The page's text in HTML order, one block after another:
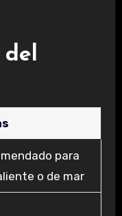
del
para
o de mar